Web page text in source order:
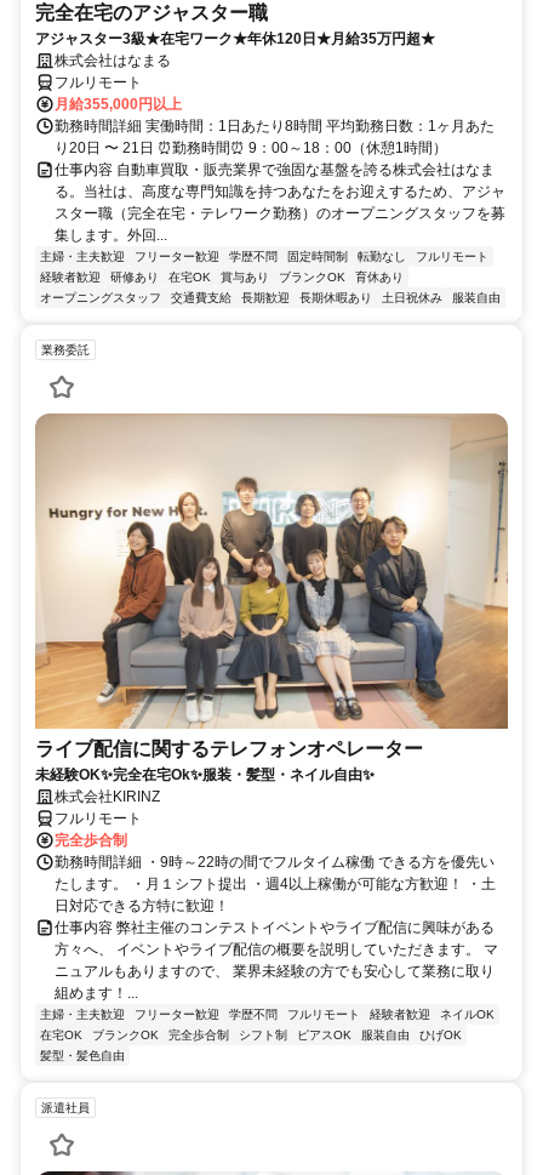
完全在宅のアジャスター職
アジャスター3級★在宅ワーク★年休120日★月給35万円超★
株式会社はなまる
フルリモート
月給355,000円以上
勤務時間詳細 実働時間：1日あたり8時間 平均勤務日数：1ヶ月あた
り20日 〜 21日 ⏰勤務時間⏰ 9：00～18：00（休憩1時間）
仕事内容 自動車買取・販売業界で強固な基盤を誇る株式会社はなま
る。当社は、高度な専門知識を持つあなたをお迎えするため、アジャ
スター職（完全在宅・テレワーク勤務）のオープニングスタッフを募
集します。外回...
主婦・主夫歓迎 フリーター歓迎 学歴不問 固定時間制 転勤なし
フルリモート
経験者歓迎
研修あり 在宅OK 賞与あり ブランクOK
育休あり
オープニングスタッフ
交通費支給 長期歓迎 長期休暇あり 土日祝休み 服装自由
業務委託
ライブ配信に関するテレフォンオペレーター
未経験OK✨完全在宅Ok✨服装・髪型・ネイル自由✨
株式会社KIRINZ
フルリモート
完全歩合制
勤務時間詳細 ・9時～22時の間でフルタイム稼働 できる方を優先い
たします。 ・月１シフト提出 ・週4以上稼働が可能な方歓迎！ ・土
日対応できる方特に歓迎！
仕事内容 弊社主催のコンテストイベントやライブ配信に興味がある
方々へ、 イベントやライブ配信の概要を説明していただきます。 マ
ニュアルもありますので、 業界未経験の方でも安心して業務に取り
組めます！...
主婦・主夫歓迎 フリーター歓迎 学歴不問 フルリモート 経験者歓迎
ネイルOK
在宅OK
ブランクOK 完全歩合制 シフト制 ピアスOK 服装自由
ひげOK
髪型・髪色自由
派遣社員